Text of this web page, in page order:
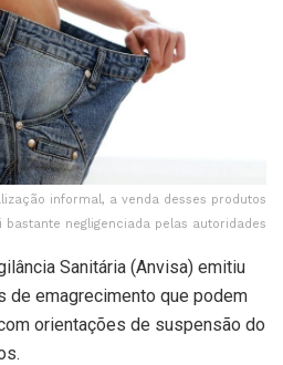
informal, a venda desses produtos
bastante negligenciada pelas autoridades
Sanitária (Anvisa) emitiu
de emagrecimento que podem
orientações de suspensão do